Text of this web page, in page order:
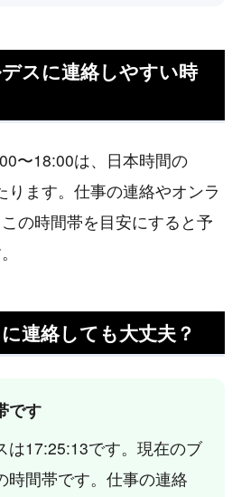
スに連絡しやすい時
〜18:00は、日本時間の
ります。仕事の連絡やオンラ
の時間帯を目安にすると予
連絡しても大丈夫？
です
は17:25:13です。現在のブ
時間帯です。仕事の連絡